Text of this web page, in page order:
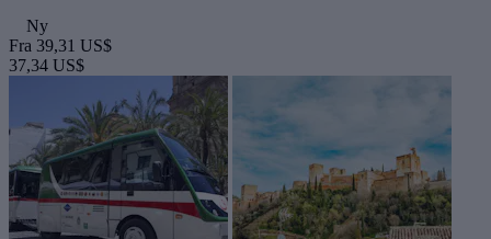
Ny
Fra 39,31 US$
37,34 US$